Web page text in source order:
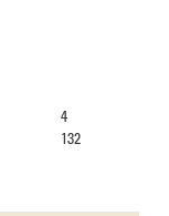
4
132